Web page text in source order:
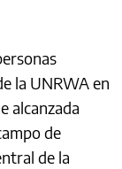
la UNRWA en
alcanzada
de
de la